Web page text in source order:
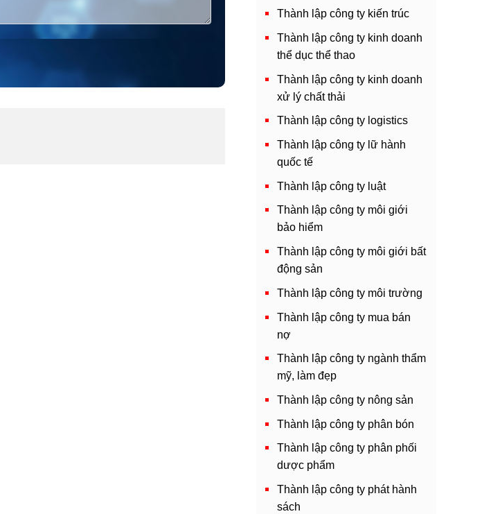
Thành lập công ty kiến trúc
Thành lập công ty kinh doanh
thể dục thể thao
Thành lập công ty kinh doanh
xử lý chất thải
Thành lập công ty logistics
Thành lập công ty lữ hành
quốc tế
Thành lập công ty luật
Thành lập công ty môi giới
bảo hiểm
Thành lập công ty môi giới bất
động sản
Thành lập công ty môi trường
Thành lập công ty mua bán
nợ
Thành lập công ty ngành thẩm
mỹ, làm đẹp
Thành lập công ty nông sản
Thành lập công ty phân bón
Thành lập công ty phân phối
dược phẩm
Thành lập công ty phát hành
sách